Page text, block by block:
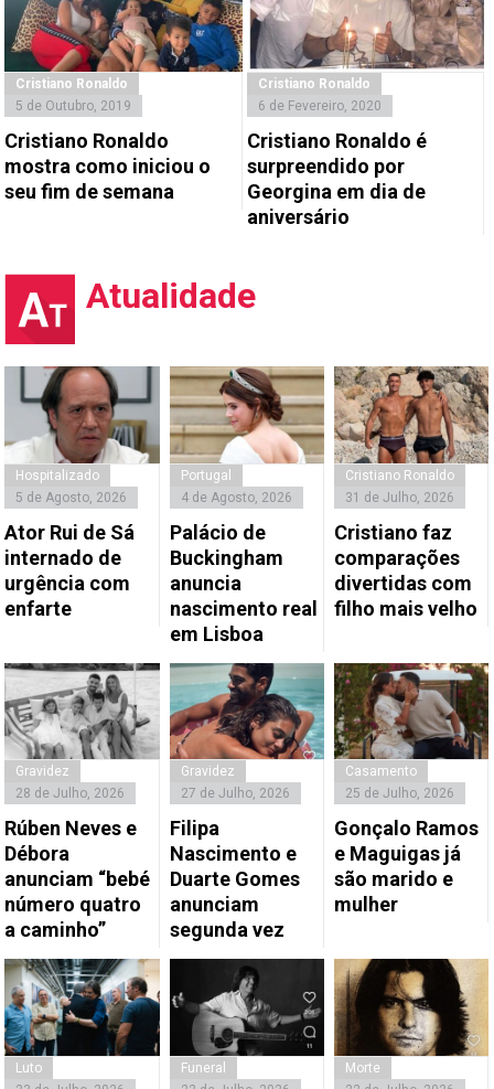
Cristiano Ronaldo
5 de Outubro, 2019
Cristiano Ronaldo
mostra como iniciou o
seu fim de semana
Cristiano Ronaldo
6 de Fevereiro, 2020
Cristiano Ronaldo é
surpreendido por
Georgina em dia de
aniversário
Atualidade
Hospitalizado
5 de Agosto, 2026
Ator Rui de Sá
internado de
urgência com
enfarte
Portugal
4 de Agosto, 2026
Palácio de
Buckingham
anuncia
nascimento real
em Lisboa
Cristiano Ronaldo
31 de Julho, 2026
Cristiano faz
comparações
divertidas com
filho mais velho
Gravidez
28 de Julho, 2026
Rúben Neves e
Débora
anunciam “bebé
número quatro
a caminho”
Gravidez
27 de Julho, 2026
Filipa
Nascimento e
Duarte Gomes
anunciam
segunda vez
Casamento
25 de Julho, 2026
Gonçalo Ramos
e Maguigas já
são marido e
mulher
Luto
Funeral
Morte